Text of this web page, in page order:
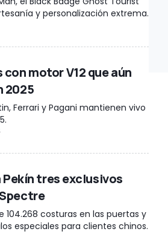
y personalización extrema.
motor V12 que aún
2025
Ferrari y Pagani mantienen vivo
Pekín tres exclusivos
104.268 costuras en las puertas y
especiales para clientes chinos.